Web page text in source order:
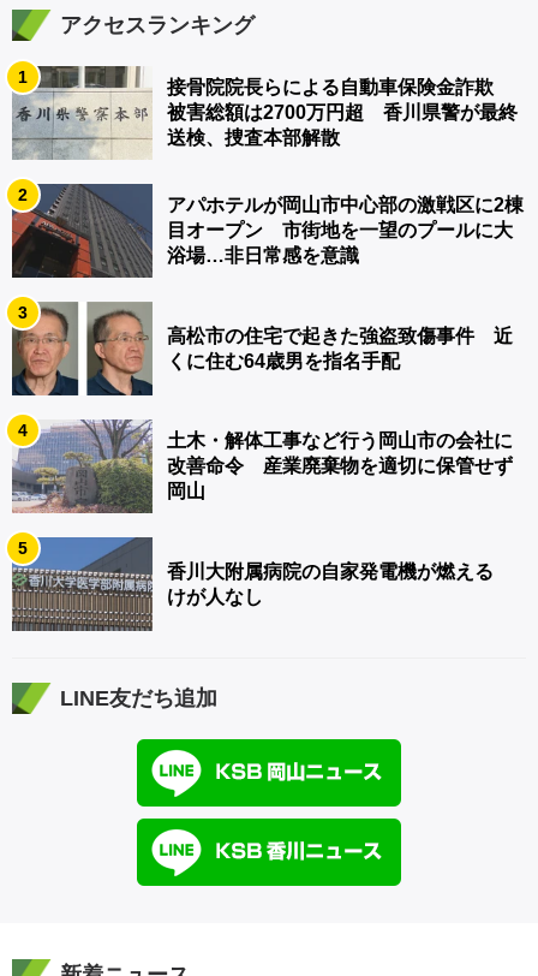
アクセスランキング
1
接骨院院長らによる自動車保険金詐欺
被害総額は2700万円超 香川県警が最終
送検、捜査本部解散
2
アパホテルが岡山市中心部の激戦区に2棟
目オープン 市街地を一望のプールに大
浴場…非日常感を意識
3
高松市の住宅で起きた強盗致傷事件 近
くに住む64歳男を指名手配
4
土木・解体工事など行う岡山市の会社に
改善命令 産業廃棄物を適切に保管せず
岡山
5
香川大附属病院の自家発電機が燃える
けが人なし
LINE友だち追加